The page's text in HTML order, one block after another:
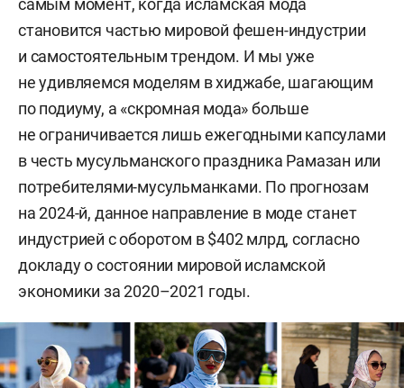
самым момент, когда исламская мода
становится частью мировой фешен-индустрии
и самостоятельным трендом. И мы уже
не удивляемся моделям в хиджабе, шагающим
по подиуму, а «скромная мода» больше
не ограничивается лишь ежегодными капсулами
в честь мусульманского праздника Рамазан или
потребителями-мусульманками. По прогнозам
на 2024-й, данное направление в моде станет
индустрией с оборотом в $402 млрд, согласно
докладу о состоянии мировой исламской
экономики за 2020–2021 годы.